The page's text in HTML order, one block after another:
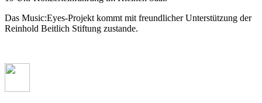
Das Music:Eyes-Projekt kommt mit freundlicher Unterstützung der
Reinhold Beitlich Stiftung zustande.